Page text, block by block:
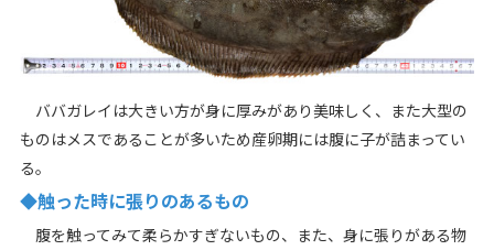
ババガレイは大きい方が身に厚みがあり美味しく、また大型の
ものはメスであることが多いため産卵期には腹に子が詰まってい
る。
◆触った時に張りのあるもの
腹を触ってみて柔らかすぎないもの、また、身に張りがある物